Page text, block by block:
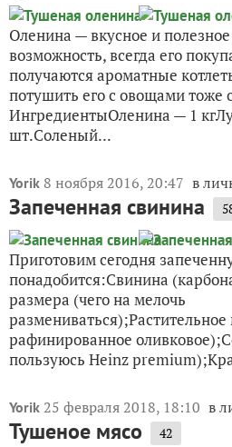
Оленина — вкусное и
возможность, всегда его
получаются ароматные
потушить его с овощами тоже
ИнгредиентыОленина — 1
шт.Соленый...
Yorik 8 ноября 2016, 20:47 в
Запеченная свинина
Приготовим сегодня
понадобится:Свинина
размера (чего на мелочь
рафинированное
пользуюсь Heinz
Yorik 25 февраля 2018, 18:10 в
Тушеное мясо 42